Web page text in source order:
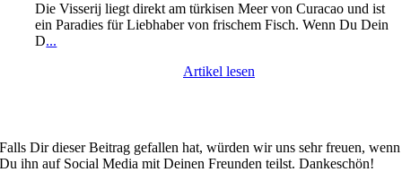
Die Visserij liegt direkt am türkisen Meer von Curacao und ist
ein Paradies für Liebhaber von frischem Fisch. Wenn Du Dein
D...
Artikel lesen
Falls Dir dieser Beitrag gefallen hat, würden wir uns sehr freuen, wenn
Du ihn auf Social Media mit Deinen Freunden teilst. Dankeschön!